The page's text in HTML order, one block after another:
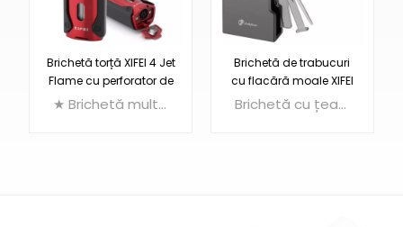
Brichetă de trabucuri
cu flacără moale XIFEI
cu instrumente pentru
Brichetă cu țeavă multifuncțională 5 în 1: Brichetă cu flacără moale + Suport pentru țeavă + Ac pentru țeavă + Tamper pentru țevi + Racletă pentru țevi
Brichetă torță XIFEI 2 Jet
Flame cu trabucuri
Vcutter Punch Stand
Draw Enhancer
★ Brichetă multifuncțională 5 în 1: Brichetă dublă cu lanternă + tăietor de trabucuri + tăietor pentru trabucuri + suport pentru trabucuri + îmbunătățitor de desen